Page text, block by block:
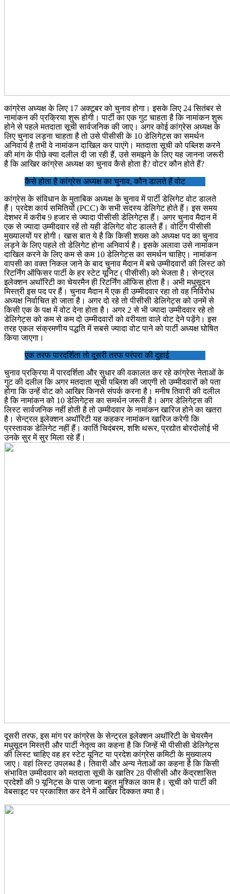
कांग्रेस अध्यक्ष के लिए 17 अक्टूबर को चुनाव होगा। इसके लिए 24 सितंबर से
नामांकन की प्रक्रिया शुरू होगी। पार्टी का एक गुट चाहता है कि नामांकन शुरू
होने से पहले मतदाता सूची सार्वजनिक की जाए। अगर कोई कांग्रेस अध्यक्ष के
लिए चुनाव लड़ना चाहता है तो उसे पीसीसी के 10 डेलिगेट्स का समर्थन
अनिवार्य है तभी वे नामांकन दाखिल कर पाएंगे। मतदाता सूची को पब्लिश करने
की मांग के पीछे क्या दलील दी जा रही हैं, उसे समझने के लिए यह जानना जरूरी
है कि आखिर कांग्रेस अध्यक्ष का चुनाव कैसे होता है? वोटर कौन होते हैं?
कैसे होता है कांग्रेस अध्यक्ष का चुनाव, कौन डालते हैं वोट
कांग्रेस के संविधान के मुताबिक अध्यक्ष के चुनाव में पार्टी डेलिगेट वोट डालते
हैं। प्रदेश कार्य समितियों (PCC) के सभी सदस्य डेलिगेट होते हैं। इस समय
देशभर में करीब 9 हजार से ज्यादा पीसीसी डेलिगेट्स हैं। अगर चुनाव मैदान में
एक से ज्यादा उम्मीदवार रहें तो यही डेलिगेट वोट डालते हैं। वोटिंग पीसीसी
मुख्यालयों पर होगी। खास बात ये है कि किसी शख्स को अध्यक्ष पद का चुनाव
लड़ने के लिए पहले तो डेलिगेट होना अनिवार्य है। इसके अलावा उसे नामांकन
दाखिल करने के लिए कम से कम 10 डेलिगेट्स का समर्थन चाहिए। नामांकन
वापसी का वक्त निकल जाने के बाद चुनाव मैदान में बचे उम्मीदवारों की लिस्ट को
रिटर्निंग ऑफिसर पार्टी के हर स्टेट यूनिट ( पीसीसी) को भेजता है। सेन्ट्रल
इलेक्शन अथॉरिटी का चेयरमैन ही रिटर्निंग ऑफिस होता है। अभी मधुसूदन
मिस्त्री इस पद पर हैं। चुनाव मैदान में एक ही उम्मीदवार रहा तो वह निर्विरोध
अध्यक्ष निर्वाचित हो जाता है। अगर दो रहे तो पीसीसी डेलिगेट्स को उनमें से
किसी एक के पक्ष में वोट देना होता है। अगर 2 से भी ज्यादा उम्मीदवार रहे तो
डेलिगेट्स को कम से कम दो उम्मीदवारों को वरीयता वाले वोट देने पड़ेंगे। इस
तरह एकल संक्रमणीय पद्धति में सबसे ज्यादा वोट पाने को पार्टी अध्यक्ष घोषित
किया जाएगा।
एक तरफ पारदर्शिता तो दूसरी तरफ परंपरा की दुहाई
चुनाव प्रक्रिया में पारदर्शिता और सुधार की वकालत कर रहे कांग्रेस नेताओं के
गुट की दलील कि अगर मतदाता सूची पब्लिश की जाएगी तो उम्मीदवारों को पता
होगा कि उन्हें वोट को आखिर किनसे संपर्क करना है। मनीष तिवारी की दलील
है कि नामांकन को 10 डेलिगेट्स का समर्थन जरूरी है। अगर डेलिगेट्स की
लिस्ट सार्वजनिक नहीं होती है तो उम्मीदवार के नामांकन खारिज होने का खतरा
है। सेन्ट्रल इलेक्शन अथॉरिटी यह कहकर नामांकन खारिज करेगी कि
प्रस्तावक डेलिगेट नहीं हैं। कार्ति चिदंबरम, शशि थरूर, प्रद्योत बोरदोलोई भी
उनके सुर में सुर मिला रहे हैं।
दूसरी तरफ, इस मांग पर कांग्रेस के सेन्ट्रल इलेक्शन अथॉरिटी के चेयरमैन
मधुसूदन मिस्त्री और पार्टी नेतृत्व का कहना है कि जिन्हें भी पीसीसी डेलिगेट्स
की लिस्ट चाहिए वह हर स्टेट यूनिट या प्रदेश कांग्रेस कमिटी के मुख्यालय
जाए। वहां लिस्ट उपलब्ध है। तिवारी और अन्य नेताओं का कहना है कि किसी
संभावित उम्मीदवार को मतदाता सूची के खातिर 28 पीसीसी और केंद्रशासित
प्रदेशों की 9 यूनिट्स के पास जाना बहुत मुश्किल काम है। सूची को पार्टी की
वेबसाइट पर प्रकाशित कर देने में आखिर दिक्कत क्या है।